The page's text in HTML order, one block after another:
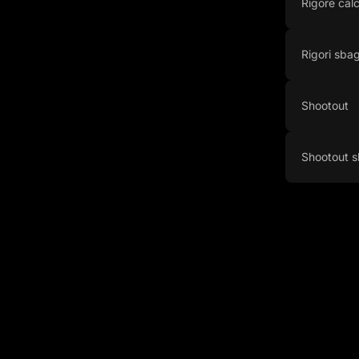
Rigore
Rigori
Shootout
Shootout